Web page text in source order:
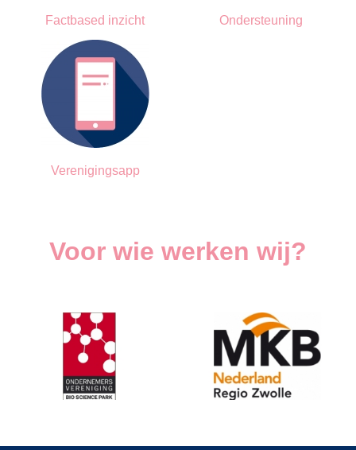
Factbased inzicht Ondersteuning
Verenigingsapp
Voor wie werken wij?